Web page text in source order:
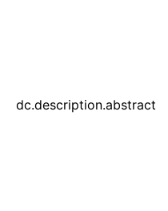
dc.description.abstract